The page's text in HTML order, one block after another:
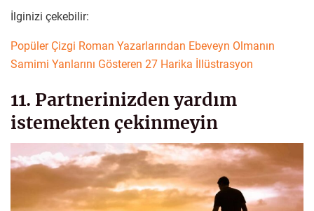
İlginizi çekebilir:
Popüler Çizgi Roman Yazarlarından Ebeveyn Olmanın
Samimi Yanlarını Gösteren 27 Harika İllüstrasyon
11. Partnerinizden yardım
istemekten çekinmeyin